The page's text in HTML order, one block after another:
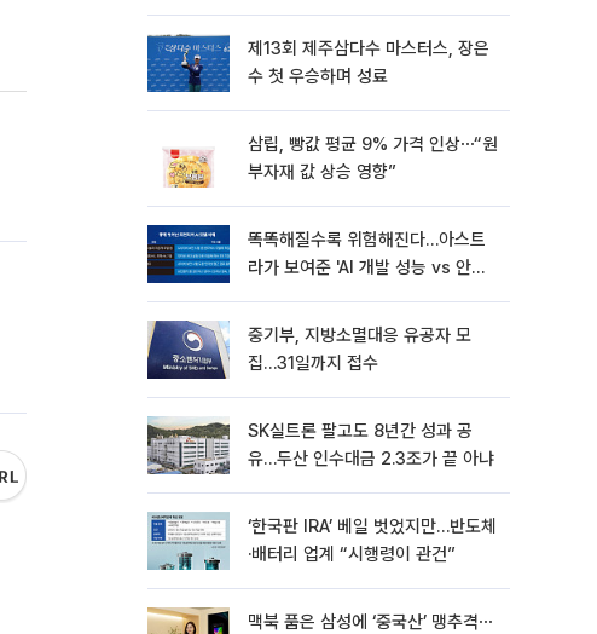
뷰]
제13회 제주삼다수 마스터스, 장은
수 첫 우승하며 성료
삼립, 빵값 평균 9% 가격 인상⋯“원
부자재 값 상승 영향”
똑똑해질수록 위험해진다…아스트
라가 보여준 'AI 개발 성능 vs 안전
중기부, 지방소멸대응 유공자 모
집…31일까지 접수
SK실트론 팔고도 8년간 성과 공
유…두산 인수대금 2.3조가 끝 아냐
‘한국판 IRA’ 베일 벗었지만…반도체
·배터리 업계 “시행령이 관건”
맥북 품은 삼성에 ‘중국산’ 맹추격⋯